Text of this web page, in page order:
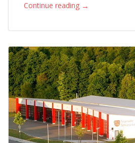
Continue reading →